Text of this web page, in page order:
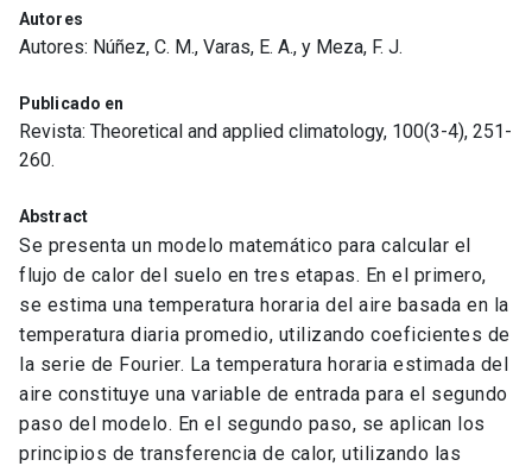
Autores
Autores: Núñez, C. M., Varas, E. A., y Meza, F. J.
Publicado en
Revista: Theoretical and applied climatology, 100(3-4), 251-
260.
Abstract
Se presenta un modelo matemático para calcular el
flujo de calor del suelo en tres etapas. En el primero,
se estima una temperatura horaria del aire basada en la
temperatura diaria promedio, utilizando coeficientes de
la serie de Fourier. La temperatura horaria estimada del
aire constituye una variable de entrada para el segundo
paso del modelo. En el segundo paso, se aplican los
principios de transferencia de calor, utilizando las